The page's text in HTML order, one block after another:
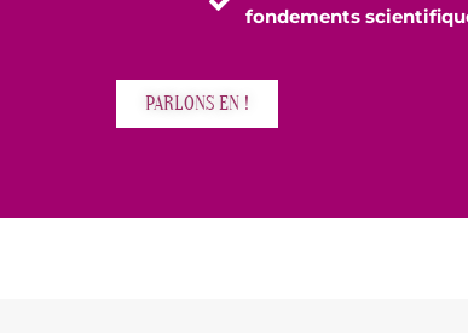
fondements
PARLONS EN !